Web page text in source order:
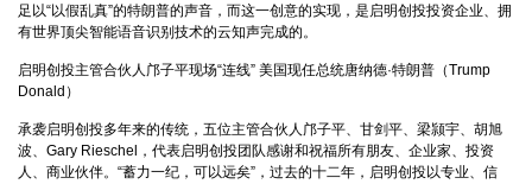
足以“以假乱真”的特朗普的声音，而这一创意的实现，是启明创投投资企业、拥
有世界顶尖智能语音识别技术的云知声完成的。
启明创投主管合伙人邝子平现场“连线” 美国现任总统唐纳德·特朗普（Trump
Donald）
承袭启明创投多年来的传统，五位主管合伙人邝子平、甘剑平、梁颕宇、胡旭
波、Gary Rieschel，代表启明创投团队感谢和祝福所有朋友、企业家、投资
人、商业伙伴。“蓄力一纪，可以远矣”，过去的十二年，启明创投以专业、信